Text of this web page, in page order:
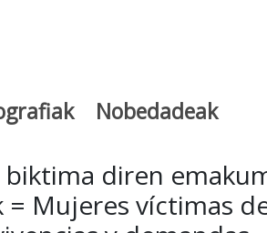
Nobedadeak
diren
= Mujeres víctimas